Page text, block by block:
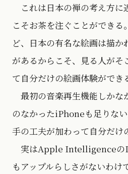
これは日本の禅の考え方に
こそお茶を注ぐことができる
ど、日本の有名な絵画は描
があるからこそ、見る人がそ
て自分だけの絵画体験ができ
最初の音楽再生機能しかな
のなかったiPhoneも足りな
手の工夫が加わって自分だけ
実はApple Intelligenceの
もアップルらしさがないわけ